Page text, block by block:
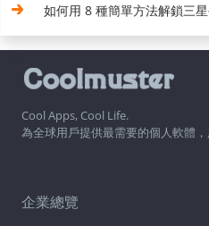
如何用 8 種簡單方法解鎖三
Cool Apps, Cool Life.
為全球用戶提供最需要的個人軟體，
企業總覽